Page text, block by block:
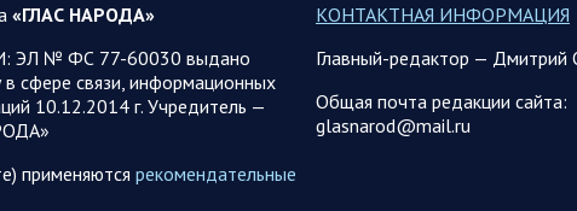
«ГЛАС НАРОДА»
ЭЛ № ФС 77-60030 выдано
сфере связи, информационных
10.12.2014 г. Учредитель —
применяются рекомендательные
КОНТАКТНАЯ ИНФОРМАЦИЯ
Главный-редактор — Дмитрий
Общая почта редакции сайта:
glasnarod@mail.ru